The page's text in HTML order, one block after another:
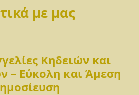
με μας
Κηδειών και
– Εύκολη και Άμεση